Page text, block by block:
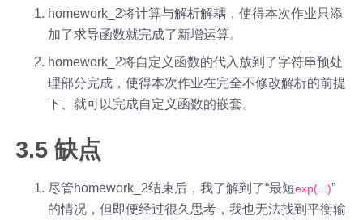
homework_2将计算与解析解耦，使得本次作业只添
加了求导函数就完成了新增运算。
homework_2将自定义函数的代入放到了字符串预处
理部分完成，使得本次作业在完全不修改解析的前提
下、就可以完成自定义函数的嵌套。
3.5 缺点
尽管homework_2结束后，我了解到了“最短exp(...)”
的情况，但即便经过很久思考，我也无法找到平衡输